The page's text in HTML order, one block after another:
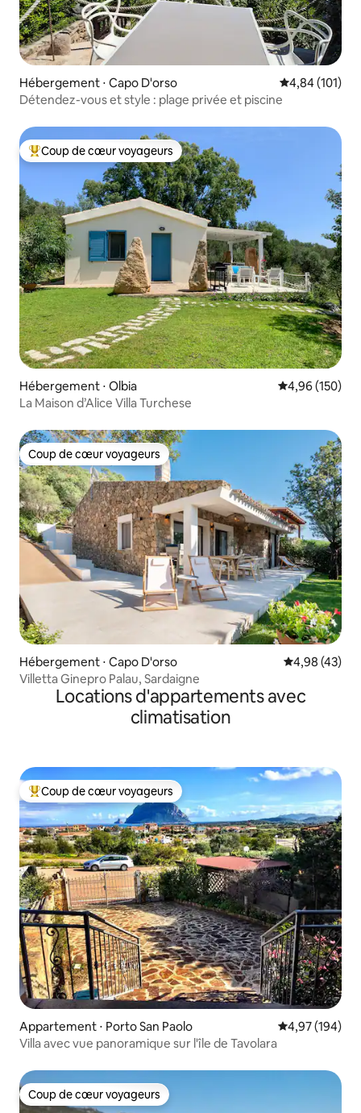
Hébergement ⋅ Capo D'orso Évaluation
4,84 (101)
Détendez-vous et style : plage privée et piscine
Coups de cœur voyageurs les plus appréciés
Coup de cœur voyageurs
Hébergement ⋅ Olbia Évaluation
4,96 (150)
La Maison d’Alice Villa Turchese
Coup de cœur voyageurs
Coup de cœur voyageurs
Hébergement ⋅ Capo D'orso Évaluation
4,98 (43)
Villetta Ginepro Palau, Sardaigne
Locations d'appartements avec
climatisation
Coups de cœur voyageurs les plus appréciés
Coup de cœur voyageurs
Appartement ⋅ Porto San Paolo Évaluation
4,97 (194)
Villa avec vue panoramique sur l'île de Tavolara
Coup de cœur voyageurs
Coup de cœur voyageurs